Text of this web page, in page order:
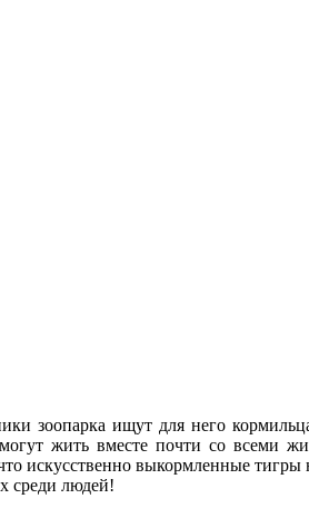
зоопарка ищут для него
жить вместе почти со всеми
искусственно выкормленные
среди людей!